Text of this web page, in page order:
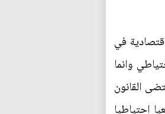
والاقتصادية في
وانما
القانون